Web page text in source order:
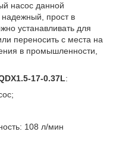
насос данной
прост в
устанавливать для
переносить с места на
в промышленности,
17-0.37L:
108 л/мин